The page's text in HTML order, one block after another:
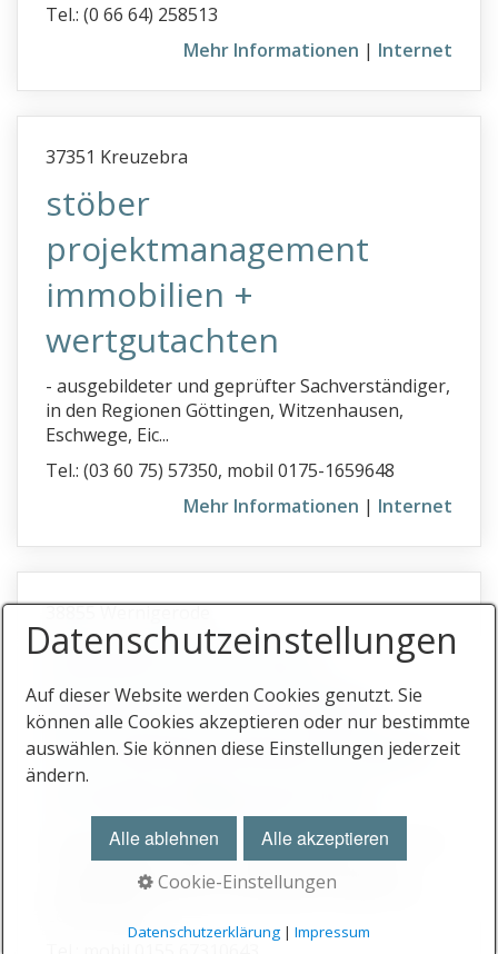
Tel.: (0 66 64) 258513
Mehr Informationen | Internet
37351 Kreuzebra
stöber
projektmanagement
immobilien +
wertgutachten
- ausgebildeter und geprüfter Sachverständiger,
in den Regionen Göttingen, Witzenhausen,
Eschwege, Eic...
Tel.: (03 60 75) 57350, mobil 0175-1659648
Mehr Informationen | Internet
38855 Wernigerode
AltbauProfis Harz –
Bausachverständiger,
Immobilienbewertung &
Schadstoffgutachten
Bausachverständiger und Baugutachter im Harz
— spezialisiert auf Immobilienbewertung,
Schadstoffgutachten und Wasserschaden mit
Datenschutz­einstellungen
Auf dieser Website werden Cookies genutzt. Sie
können alle Cookies akzeptieren oder nur bestimmte
auswählen. Sie können diese Einstellungen jederzeit
ändern.
Alle ablehnen Alle akzeptieren
Cookie-Einstellungen
Datenschutzerklärung| Impressum